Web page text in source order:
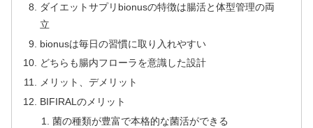
ダイエットサプリbionusの特徴は腸活と体型管理の両
立
bionusは毎日の習慣に取り入れやすい
どちらも腸内フローラを意識した設計
メリット、デメリット
BIFIRALのメリット
菌の種類が豊富で本格的な菌活ができる